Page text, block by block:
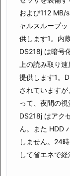
および112 MB/
ャルスループ
供します1。内
DS218j は暗号
上の読み取り
提供します1。
されています
って、夜間の視
DS218j はアク
ん。また HDD
しません。24
して省エネで経